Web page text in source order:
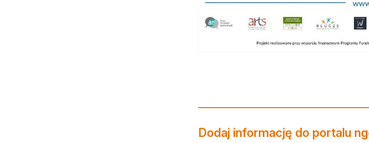
Dodaj informację do portalu